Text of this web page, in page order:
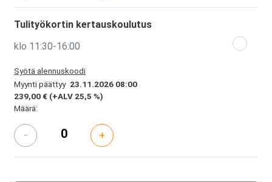
Tulityökortin kertauskoulutus
klo 11:30-16:00
Syötä alennuskoodi
Myynti päättyy 23.11.2026 08:00
239,00 € (+ALV 25,5 %)
Määrä:
- +